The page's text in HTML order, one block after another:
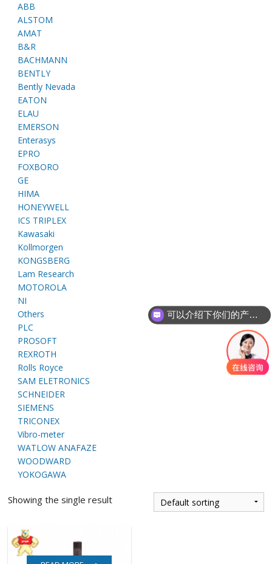
ABB
ALSTOM
AMAT
B&R
BACHMANN
BENTLY
Bently Nevada
EATON
ELAU
EMERSON
Enterasys
EPRO
FOXBORO
GE
HIMA
HONEYWELL
ICS TRIPLEX
Kawasaki
Kollmorgen
KONGSBERG
Lam Research
MOTOROLA
NI
Others
PLC
PROSOFT
REXROTH
Rolls Royce
SAM ELETRONICS
SCHNEIDER
SIEMENS
TRICONEX
Vibro-meter
WATLOW ANAFAZE
WOODWARD
YOKOGAWA
Showing the single result
可以介绍下你们的产品么